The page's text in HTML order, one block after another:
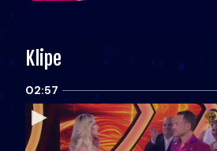
Klipe
02:57